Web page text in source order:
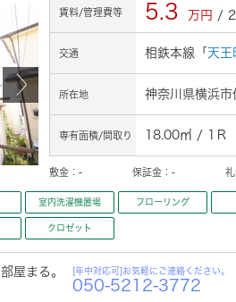
賃料/管理費等 5.3 万円 /
交通 相鉄本線「 天王
所在地 神奈川県横浜
専有面積/間取り 18.00㎡ / 1Ｒ
敷金： - 保証金： - 礼
室内洗濯機置場 フローリング
クロゼット
部屋まる。 [年中対応可]お気軽にご連絡ください。
050-5212-3772